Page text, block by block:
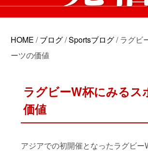
HOME /ブログ/Sportsブログ/ラグビ
ーツの価値
ラグビーW杯にみるス
価値
アジアでの初開催となったラグビー